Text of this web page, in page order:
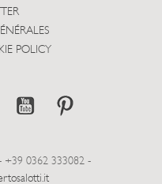
POLICY
+39 0362 333082 -